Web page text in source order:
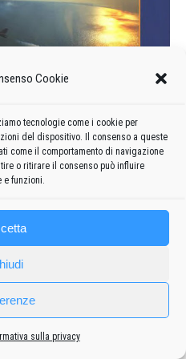
Cookie
tecnologie come i cookie per
del dispositivo. Il consenso a queste
come il comportamento di navigazione
o ritirare il consenso può influire
e funzioni.
sulla privacy